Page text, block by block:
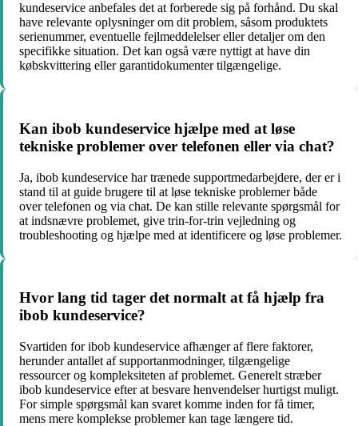
kundeservice anbefales det at forberede sig på forhånd. Du skal
have relevante oplysninger om dit problem, såsom produktets
serienummer, eventuelle fejlmeddelelser eller detaljer om den
specifikke situation. Det kan også være nyttigt at have din
købskvittering eller garantidokumenter tilgængelige.
Kan ibob kundeservice hjælpe med at løse
tekniske problemer over telefonen eller via chat?
Ja, ibob kundeservice har trænede supportmedarbejdere, der er i
stand til at guide brugere til at løse tekniske problemer både
over telefonen og via chat. De kan stille relevante spørgsmål for
at indsnævre problemet, give trin-for-trin vejledning og
troubleshooting og hjælpe med at identificere og løse problemer.
Hvor lang tid tager det normalt at få hjælp fra
ibob kundeservice?
Svartiden for ibob kundeservice afhænger af flere faktorer,
herunder antallet af supportanmodninger, tilgængelige
ressourcer og kompleksiteten af problemet. Generelt stræber
ibob kundeservice efter at besvare henvendelser hurtigst muligt.
For simple spørgsmål kan svaret komme inden for få timer,
mens mere komplekse problemer kan tage længere tid.